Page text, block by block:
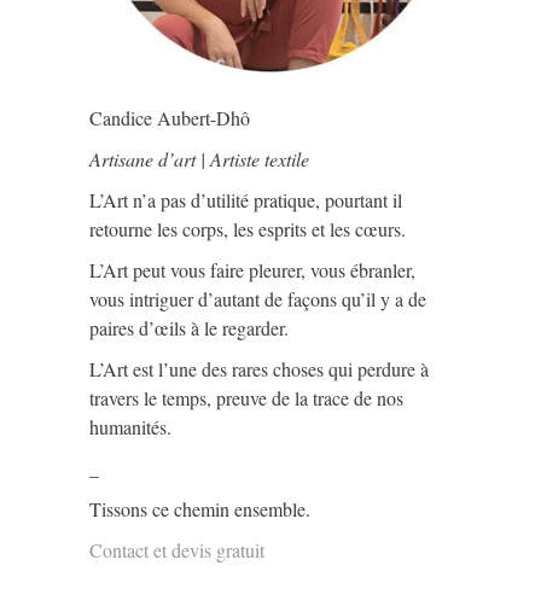
Candice Aubert-Dhô
Artisane d’art | Artiste textile
L’Art n’a pas d’utilité pratique, pourtant il
retourne les corps, les esprits et les cœurs.
L’Art peut vous faire pleurer, vous ébranler,
vous intriguer d’autant de façons qu’il y a de
paires d’œils à le regarder.
L’Art est l’une des rares choses qui perdure à
travers le temps, preuve de la trace de nos
humanités.
Tissons ce chemin ensemble.
Contact et devis gratuit